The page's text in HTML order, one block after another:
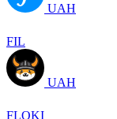
UAH
FIL
UAH
FLOKI